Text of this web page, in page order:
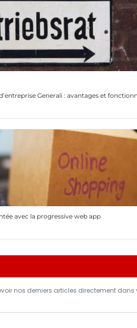
Generali : avantages et
avec la progressive web app
nos derniers articles directement dans